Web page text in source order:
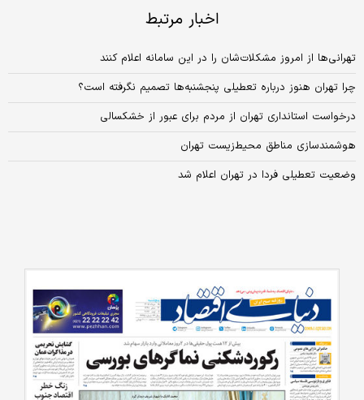
اخبار مرتبط
تهرانی‌ها از امروز مشکلات‌شان را در این سامانه اعلام کنند
چرا تهران هنوز درباره تعطیلی پنجشنبه‌ها تصمیم نگرفته است؟
درخواست استانداری تهران از مردم برای عبور از خشکسالی
هوشمند‌سازی مناطق محیط‌زیست تهران
وضعیت تعطیلی فردا در تهران اعلام شد